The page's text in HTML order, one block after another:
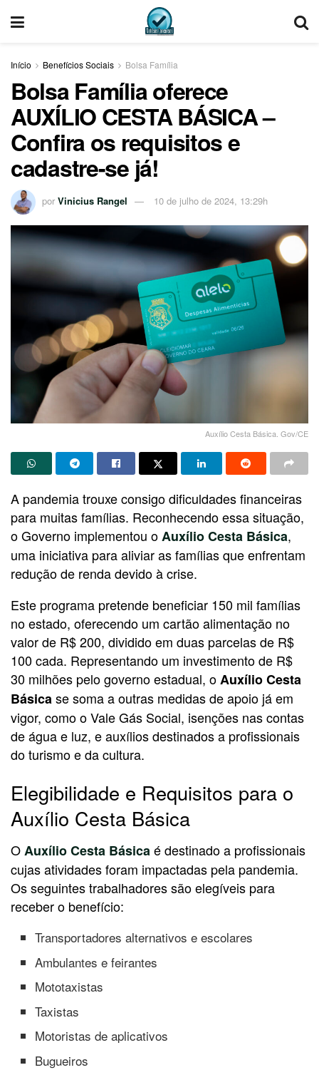
Início Benefícios Sociais Bolsa Família
Bolsa Família oferece
AUXÍLIO CESTA BÁSICA –
Confira os requisitos e
cadastre-se já!
por Vinicius Rangel 10 de julho de 2024, 13:29h
Auxílio Cesta Básica. Gov/CE
A pandemia trouxe consigo dificuldades financeiras
para muitas famílias. Reconhecendo essa situação,
o Governo implementou oAuxílio Cesta Básica,
uma iniciativa para aliviar as famílias que enfrentam
redução de renda devido à crise.
Este programa pretende beneficiar 150 mil famílias
no estado, oferecendo um cartão alimentação no
valor de R$ 200, dividido em duas parcelas de R$
100 cada. Representando um investimento de R$
30 milhões pelo governo estadual, oAuxílio Cesta
Básicase soma a outras medidas de apoio já em
vigor, como o Vale Gás Social, isenções nas contas
de água e luz, e auxílios destinados a profissionais
do turismo e da cultura.
Elegibilidade e Requisitos para o
Auxílio Cesta Básica
OAuxílio Cesta Básicaé destinado a profissionais
cujas atividades foram impactadas pela pandemia.
Os seguintes trabalhadores são elegíveis para
receber o benefício:
Transportadores alternativos e escolares
Ambulantes e feirantes
Mototaxistas
Taxistas
Motoristas de aplicativos
Bugueiros